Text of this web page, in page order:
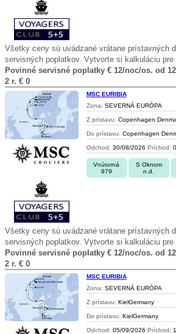
Všetky ceny sú uvádzané vrátane prístavných
servisných poplatkov. Vytvorte si kalkuláciu pre
Povinné servisné poplatky € 12/noc/os. od
2 r. € 0
MSC EURIBIA
Zona: SEVERNÁ EURÓPA
Z prístavu: Copenhagen
Do prístavu: Copenhagen
Odchod: 30/08/2026 Príchod:
Vnútorná
979
S Oknom
n.d.
Všetky ceny sú uvádzané vrátane prístavných
servisných poplatkov. Vytvorte si kalkuláciu pre
Povinné servisné poplatky € 12/noc/os. od
2 r. € 0
MSC EURIBIA
Zona: SEVERNÁ EURÓPA
Z prístavu: KielGermany
Do prístavu: KielGermany
Odchod: 05/09/2026 Príchod: